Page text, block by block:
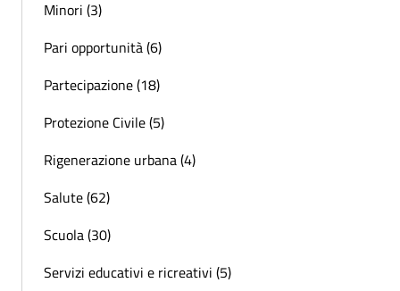
Minori (3)
Pari opportunità (6)
Partecipazione (18)
Protezione Civile (5)
Rigenerazione urbana (4)
Salute (62)
Scuola (30)
Servizi educativi e ricreativi (5)